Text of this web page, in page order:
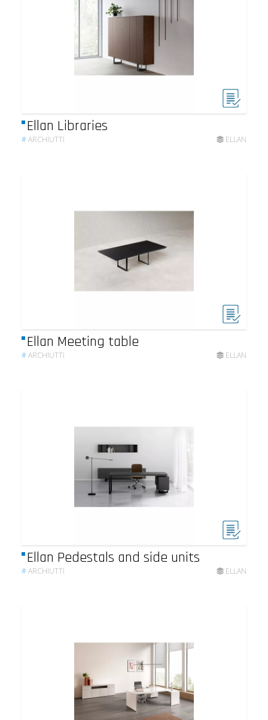
Ellan Libraries
#ARCHIUTTI ELLAN
Ellan Meeting table
#ARCHIUTTI ELLAN
Ellan Pedestals and side units
#ARCHIUTTI ELLAN